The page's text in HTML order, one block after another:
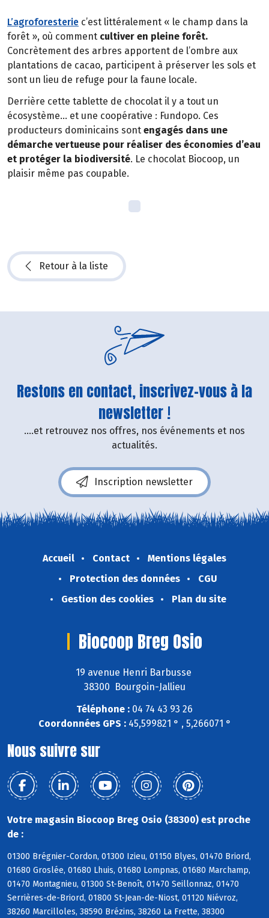
L’agroforesterie c’est littéralement « le champ dans la
forêt », où comment cultiver en pleine forêt.
Concrètement des arbres apportent de l’ombre aux
plantations de cacao, participent à préserver les sols et
sont un lieu de refuge pour la faune locale.
Derrière cette tablette de chocolat il y a tout un
écosystème… et une coopérative : Fundopo. Ces
producteurs dominicains sont engagés dans une
démarche vertueuse pour réaliser des économies d’eau
et protéger la biodiversité. Le chocolat Biocoop, un
plaisir même pas coupable.
Retour à la liste
Restons en contact, inscrivez-vous à la
newsletter !
....et retrouvez nos offres, nos événements et nos
actualités.
Inscription newsletter
Accueil Contact
Mentions légales
Protection des données
CGU
Gestion des cookies
Plan du site
Biocoop Breg Osio
19 avenue Henri Barbusse
38300 Bourgoin-Jallieu
Téléphone : 04 74 43 93 26
Coordonnées GPS :45,599821 ° , 5,266071 °
Nous suivre sur
Votre magasin Biocoop Breg Osio (38300) est proche
de :
01300 Brégnier-Cordon, 01300 Izieu, 01150 Blyes, 01470 Briord,
01680 Groslée, 01680 Lhuis, 01680 Lompnas, 01680 Marchamp,
01470 Montagnieu, 01300 St-Benoît, 01470 Seillonnaz, 01470
Serrières-de-Briord, 01800 St-Jean-de-Niost, 01120 Niévroz,
38260 Marcilloles, 38590 Brézins, 38260 La Frette, 38300